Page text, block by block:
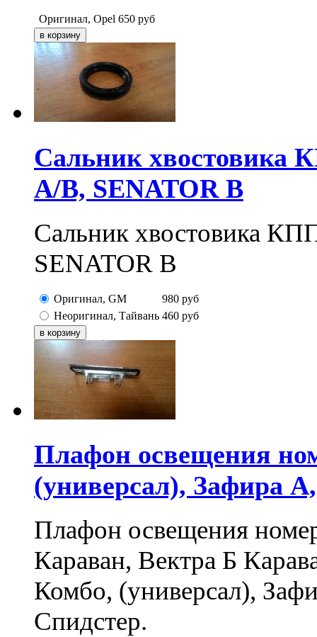
Оригинал, Opel 650 руб
Сальник
A/B, SENATOR B
Сальник хвостовика
SENATOR B
Оригинал, GM 980 руб
Неоригинал, Тайвань 460 руб
Плафон освещения
(универсал), Зафира
Плафон освещения
Караван, Вектра Б
Комбо, (универсал),
Спидстер.